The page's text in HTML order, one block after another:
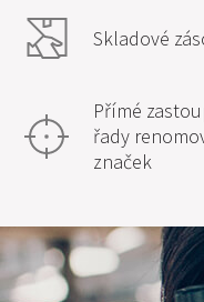
Skladové
Přímé
řady
značek